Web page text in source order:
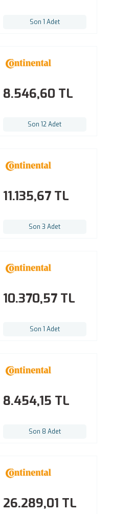
Son 1 Adet
8.546,60 TL
Son 12 Adet
11.135,67 TL
Son 3 Adet
10.370,57 TL
Son 1 Adet
8.454,15 TL
Son 8 Adet
26.289,01 TL